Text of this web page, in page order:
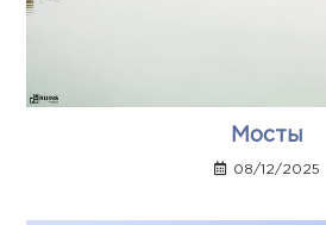
Мосты
08/12/2025